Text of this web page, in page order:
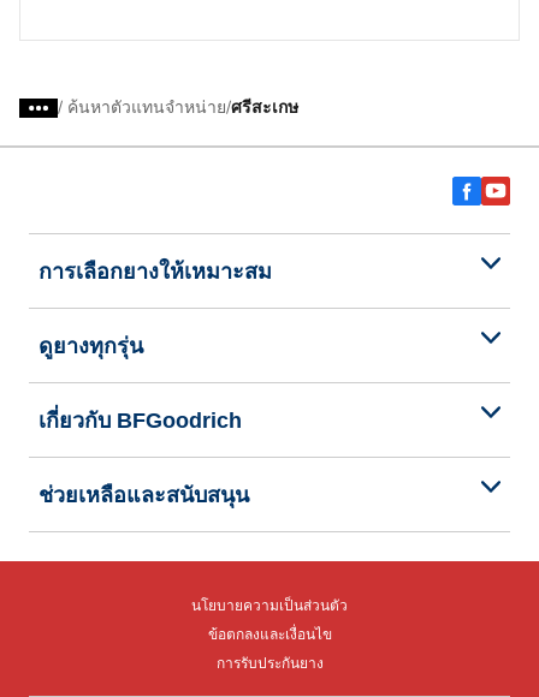
/ ค้นหาตัวแทนจำหน่าย ศรีสะเกษ
การเลือกยางให้เหมาะสม
ดูยางทุกรุ่น
เกี่ยวกับ BFGoodrich
ช่วยเหลือและสนับสนุน
นโยบายความเป็นส่วนตัว
ข้อตกลงและเงื่อนไข
การรับประกันยาง